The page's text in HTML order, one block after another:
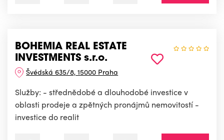
BOHEMIA REAL ESTATE
INVESTMENTS s.r.o.
Švédská 635/8, 15000 Praha
Služby: - střednědobé a dlouhodobé investice v
oblasti prodeje a zpětných pronájmů nemovitostí -
investice do realit